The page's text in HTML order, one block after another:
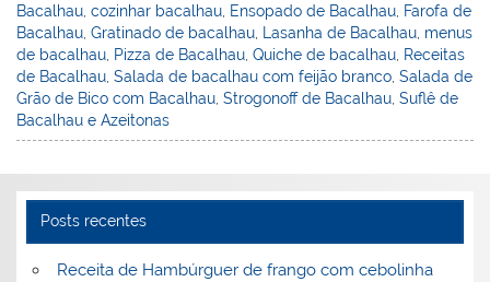
Bacalhau,cozinhar bacalhau, Ensopado de Bacalhau, Farofa de
Bacalhau,Gratinado de bacalhau, Lasanha de Bacalhau, menus
de bacalhau, Pizza de Bacalhau,Quiche de bacalhau, Receitas
de Bacalhau,Salada de bacalhau com feijão branco,Salada de
Grão de Bico com Bacalhau,Strogonoff de Bacalhau,Suflê de
Bacalhau e Azeitonas
Posts recentes
Receita de Hambúrguer de frango com cebolinha